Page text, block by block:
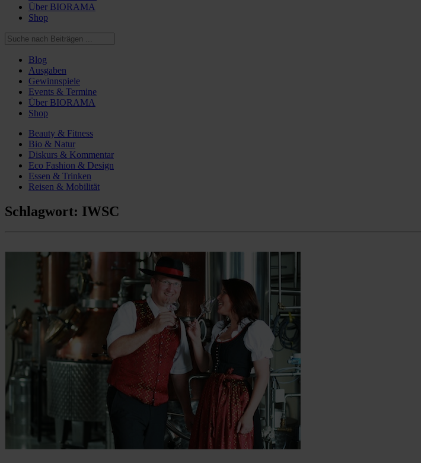
Über BIORAMA
Shop
Blog
Ausgaben
Gewinnspiele
Events & Termine
Über BIORAMA
Shop
Beauty & Fitness
Bio & Natur
Diskurs & Kommentar
Eco Fashion & Design
Essen & Trinken
Reisen & Mobilität
Schlagwort: IWSC